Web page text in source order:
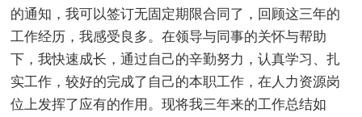
的通知，我可以签订无固定期限合同了，回顾这三年的
工作经历，我感受良多。在领导与同事的关怀与帮助
下，我快速成长，通过自己的辛勤努力，认真学习、扎
实工作，较好的完成了自己的本职工作，在人力资源岗
位上发挥了应有的作用。现将我三年来的工作总结如